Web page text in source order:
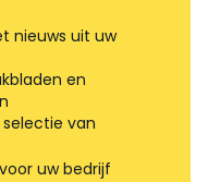
nieuws uit uw
en
van
voor uw bedrijf